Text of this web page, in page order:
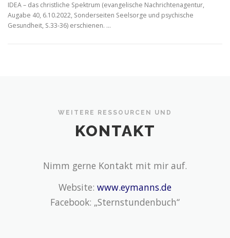
IDEA – das christliche Spektrum (evangelische Nachrichtenagentur,
Augabe 40, 6.10.2022, Sonderseiten Seelsorge und psychische
Gesundheit, S.33-36) erschienen. …
WEITERE RESSOURCEN UND
KONTAKT
Nimm gerne Kontakt mit mir auf.
Website: www.eymanns.de
Facebook: „Sternstundenbuch“